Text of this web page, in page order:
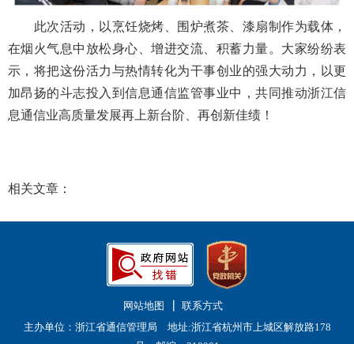
此次活动，以烹饪烧烤、围炉煮茶、漆扇制作为载体，
在烟火气息中放松身心、增进交流、积蓄力量。大家纷纷表
示，将把这份活力与热情转化为干事创业的强大动力，以更
加昂扬的斗志投入到信息通信监管事业中，共同推动浙江信
息通信业高质量发展再上新台阶、再创新佳绩！
相关文章：
网站地图
联系方式
主办单位：浙江省通信管理局 地址:浙江省杭州市上城区解放路178